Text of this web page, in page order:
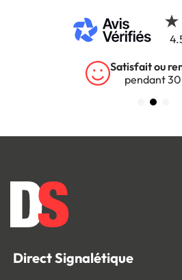
Satisfait ou
pendant
Direct Signalétique